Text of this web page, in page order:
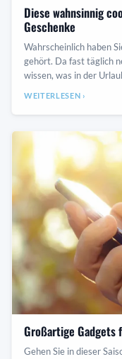
Diese wahnsinnig
Geschenke
Wahrscheinlich haben
gehört. Da fast täglich
wissen, was in der
WEITERLESEN ›
Großartige Gadgets
Gehen Sie in dieser